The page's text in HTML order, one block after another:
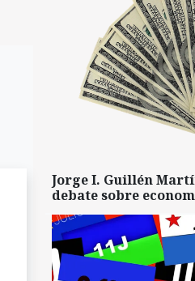
Jorge I. Guillén
debate sobre